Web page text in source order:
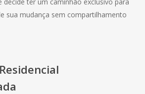
sua mudança sem compartilhamento
Residencial